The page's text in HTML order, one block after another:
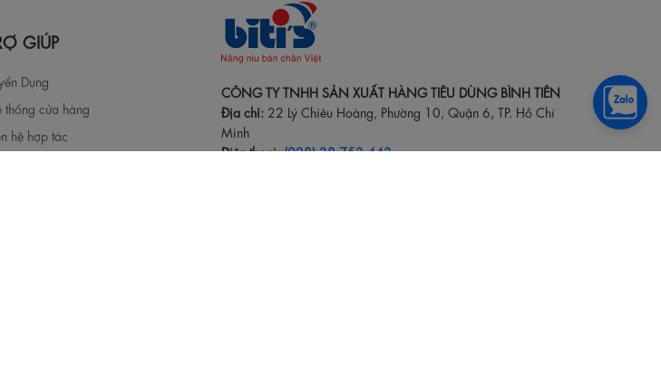
GIÚP
Dụng
thống cửa hàng
hệ hợp tác
CÔNG TY TNHH SẢN XUẤT HÀNG TIÊU DÙNG BÌNH TIÊN
Địa chỉ: 22 Lý Chiêu Hoàng, Phường 10, Quận 6, TP. Hồ Chí
Minh
Điện thoại: (028) 38 753 443